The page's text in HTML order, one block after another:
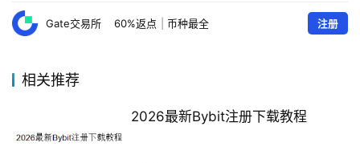
Gate交易所 60%返点 币种最全 注册
相关推荐
2026最新Bybit注册下载教程